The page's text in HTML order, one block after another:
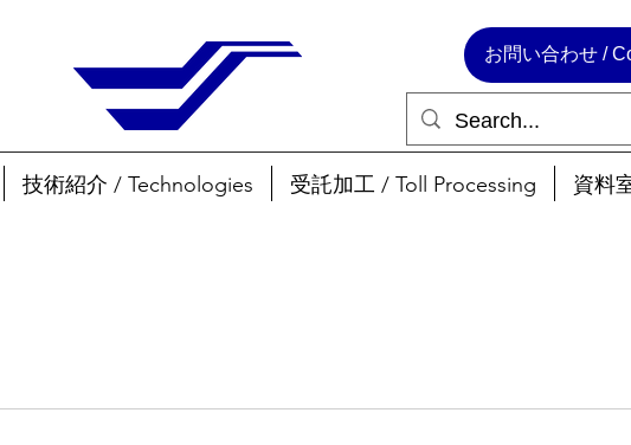
お問い合わせ /
技術紹介 / Technologies 受託加工 / Toll Processing 資料